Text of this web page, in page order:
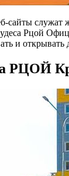
служат
Рцой
и
РЦОЙ